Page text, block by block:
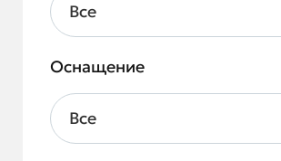
Все
Оснащение
Все